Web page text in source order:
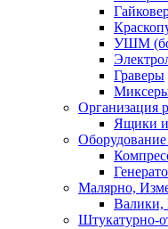
УШМ
Граверы
Организация
Ящики и
Оборудование
Малярно,
Валики,
Штукатурно-